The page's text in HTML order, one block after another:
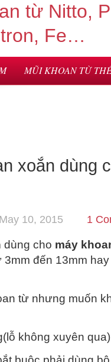
từ Nitto,
Fe…
MŨI KHOAN TỪ
xoắn dùng
May 10, 2015 1
dùng cho máy
đến 13mm
từ nhưng muốn
không xuyên